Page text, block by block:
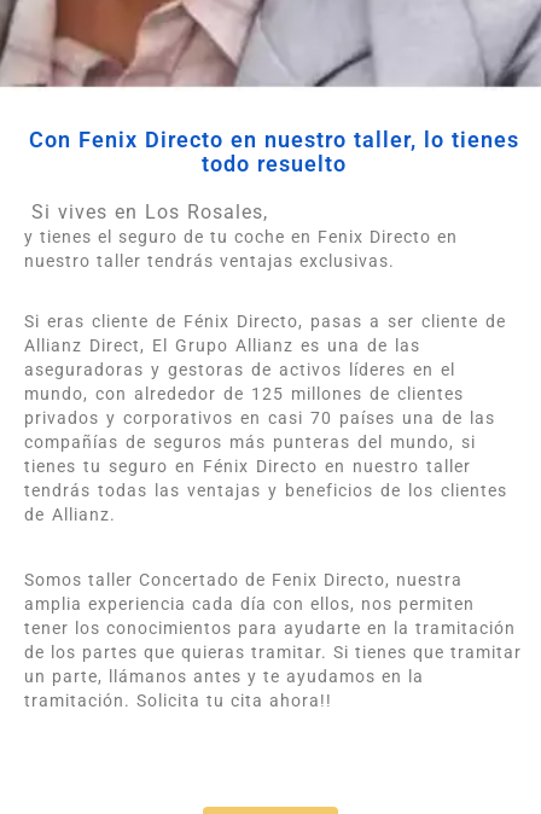
Con Fenix Directo en nuestro taller, lo tienes
todo resuelto
Si vives en Los Rosales,
y tienes el seguro de tu coche en Fenix Directo en
nuestro taller tendrás ventajas exclusivas.
Si eras cliente de Fénix Directo, pasas a ser cliente de
Allianz Direct, El Grupo Allianz es una de las
aseguradoras y gestoras de activos líderes en el
mundo, con alrededor de 125 millones de clientes
privados y corporativos en casi 70 países una de las
compañías de seguros más punteras del mundo, si
tienes tu seguro en Fénix Directo en nuestro taller
tendrás todas las ventajas y beneficios de los clientes
de Allianz.
Somos taller Concertado de Fenix Directo, nuestra
amplia experiencia cada día con ellos, nos permiten
tener los conocimientos para ayudarte en la tramitación
de los partes que quieras tramitar. Si tienes que tramitar
un parte, llámanos antes y te ayudamos en la
tramitación. Solicita tu cita ahora!!